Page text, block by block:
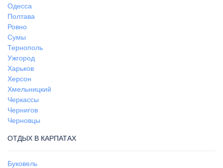
Одесса
Полтава
Ровно
Сумы
Тернополь
Ужгород
Харьков
Херсон
Хмельницкий
Черкассы
Чернигов
Черновцы
ОТДЫХ В КАРПАТАХ
Буковель